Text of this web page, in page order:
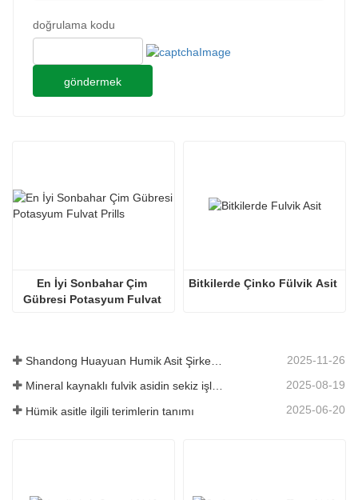
doğrulama kodu
göndermek
En İyi Sonbahar Çim
Gübresi Potasyum Fulvat
Bitkilerde Çinko Fülvik Asit
2025-11-26
Mineral kaynaklı fulvik asidin sekiz işlevi ve beş etkisi 2025-08-19
Hümik asitle ilgili terimlerin tanımı 2025-06-20